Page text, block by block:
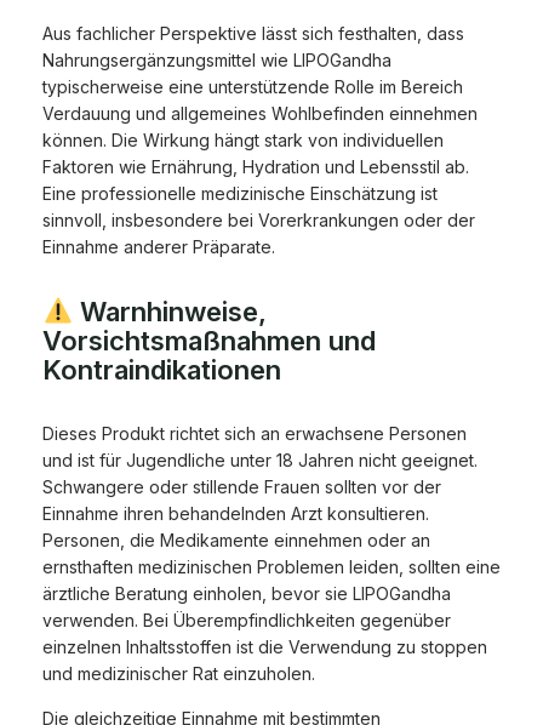
Aus fachlicher Perspektive lässt sich festhalten, dass
Nahrungsergänzungsmittel wie LIPOGandha
typischerweise eine unterstützende Rolle im Bereich
Verdauung und allgemeines Wohlbefinden einnehmen
können. Die Wirkung hängt stark von individuellen
Faktoren wie Ernährung, Hydration und Lebensstil ab.
Eine professionelle medizinische Einschätzung ist
sinnvoll, insbesondere bei Vorerkrankungen oder der
Einnahme anderer Präparate.
Warnhinweise,
Vorsichtsmaßnahmen und
Kontraindikationen
Dieses Produkt richtet sich an erwachsene Personen
und ist für Jugendliche unter 18 Jahren nicht geeignet.
Schwangere oder stillende Frauen sollten vor der
Einnahme ihren behandelnden Arzt konsultieren.
Personen, die Medikamente einnehmen oder an
ernsthaften medizinischen Problemen leiden, sollten eine
ärztliche Beratung einholen, bevor sie LIPOGandha
verwenden. Bei Überempfindlichkeiten gegenüber
einzelnen Inhaltsstoffen ist die Verwendung zu stoppen
und medizinischer Rat einzuholen.
Die gleichzeitige Einnahme mit bestimmten